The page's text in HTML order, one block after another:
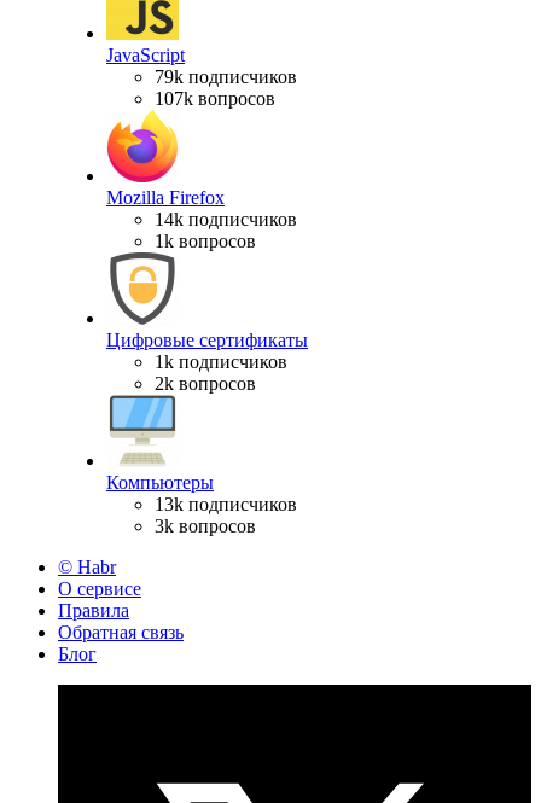
JavaScript
79k подписчиков
107k вопросов
Mozilla Firefox
14k подписчиков
1k вопросов
Цифровые сертификаты
1k подписчиков
2k вопросов
Компьютеры
13k подписчиков
3k вопросов
© Habr
О сервисе
Правила
Обратная связь
Блог